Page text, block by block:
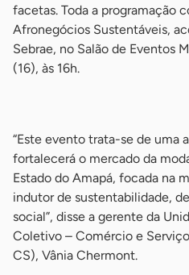
facetas. Toda a programação
Afronegócios Sustentáveis,
Sebrae, no Salão de Eventos
(16), às 16h.
“Este evento trata-se de uma
fortalecerá o mercado da
Estado do Amapá, focada na
indutor de sustentabilidade,
social”, disse a gerente da
Coletivo – Comércio e
CS), Vânia Chermont.